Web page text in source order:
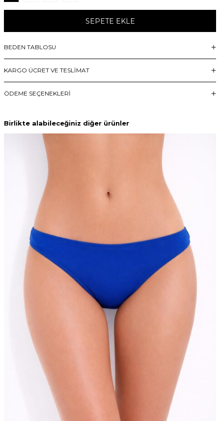
SEPETE EKLE
BEDEN TABLOSU
KARGO ÜCRET VE TESLİMAT
ÖDEME SEÇENEKLERI
Birlikte alabileceğiniz diğer ürünler